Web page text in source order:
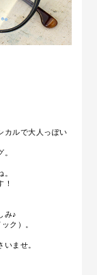
カルで大人っぽい
！
み♪
ク）。
ませ。